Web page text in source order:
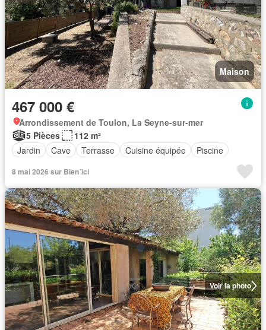
Maison
467 000 €
Arrondissement de Toulon, La Seyne-sur-mer
5 Pièces
112 m²
Jardin
Cave Terrasse Cuisine équipée Piscine
8 mai 2026 sur Bien´ici
Voir la photo